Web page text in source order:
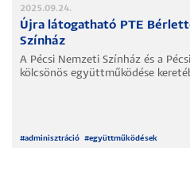
2025.09.24.
Újra látogatható PTE
Színház
A Pécsi Nemzeti Színház és a
kölcsönös együttműködése
#adminisztráció #együttműködések